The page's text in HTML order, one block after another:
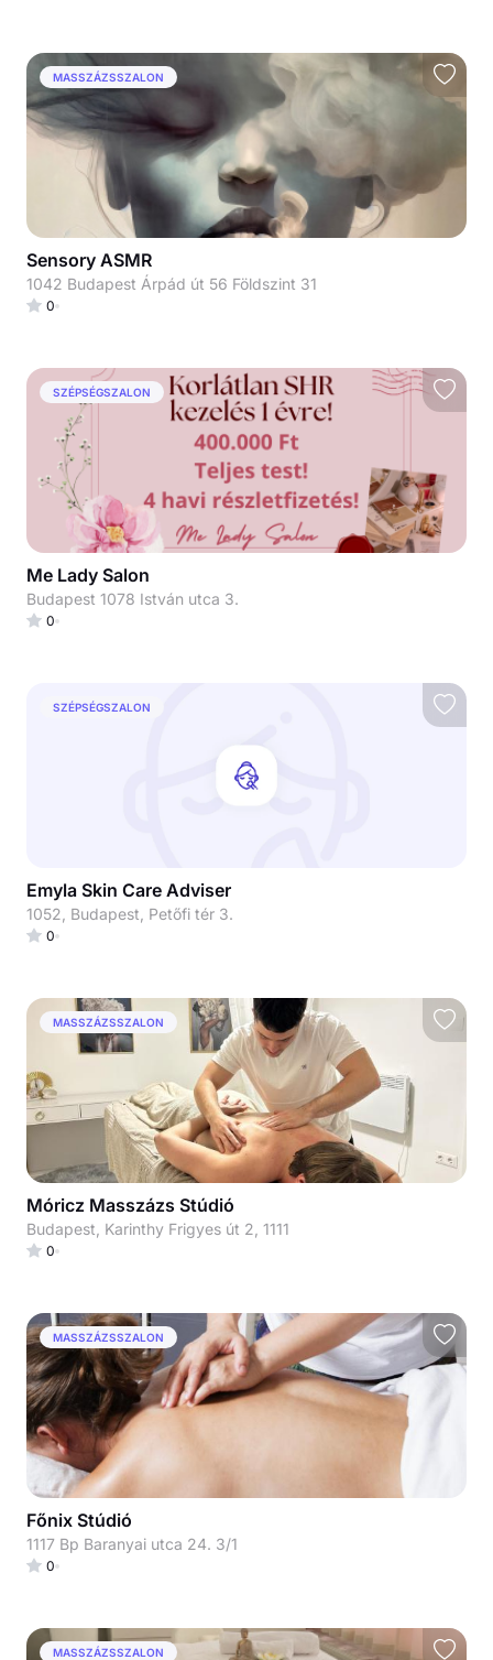
MASSZÁZSSZALON
Sensory ASMR
1042 Budapest Árpád út 56 Földszint 31
0
SZÉPSÉGSZALON
Me Lady Salon
Budapest 1078 István utca 3.
0
SZÉPSÉGSZALON
Emyla Skin Care Adviser
1052, Budapest, Petőfi tér 3.
0
MASSZÁZSSZALON
Móricz Masszázs Stúdió
Budapest, Karinthy Frigyes út 2, 1111
0
MASSZÁZSSZALON
Főnix Stúdió
1117 Bp Baranyai utca 24. 3/1
0
MASSZÁZSSZALON